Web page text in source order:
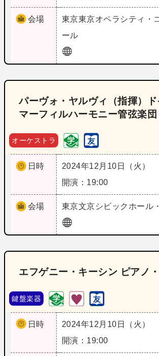
会場 東京東京オペラシティ・
ール
パーヴォ・ヤルヴィ（指揮）
マーフィルハーモニー管弦楽団
オーケストラ
日時
2024年12月10日（火）
開演：19:00
会場 東京文京シビックホール
エフゲニー・キーシン ピアノ
鍵盤楽器
日時
2024年12月10日（火）
開演：19:00